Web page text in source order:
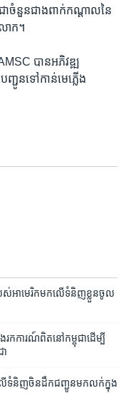
ាចំនួនជាងពាក់កណ្តាលនៃ
ោក។
បានអភិវឌ្ឍ
ជូនទៅកាន់មេភ្លើង
អាមេរិក​មក​លើ​ទំនិញ​ខ្លួន​ចូល​
រក​ការណ៍​ពិត​នៅ​កម្ពុជា​​ដើម្បី​​
ើ​ទំនិញ​ចិន​ដឹក​ជញ្ជូន​មក​លក់​ក្នុង​